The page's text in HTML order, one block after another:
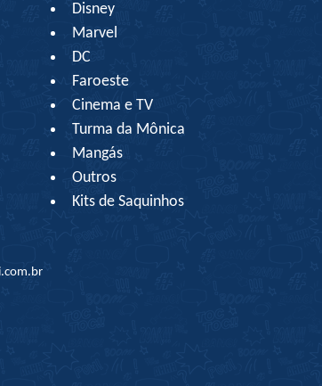
Disney
Marvel
DC
Faroeste
Cinema e TV
Turma da Mônica
Mangás
Outros
Kits de Saquinhos